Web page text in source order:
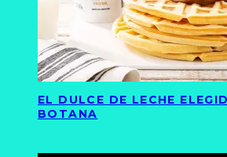
EL DULCE DE LECHE
BOTANA